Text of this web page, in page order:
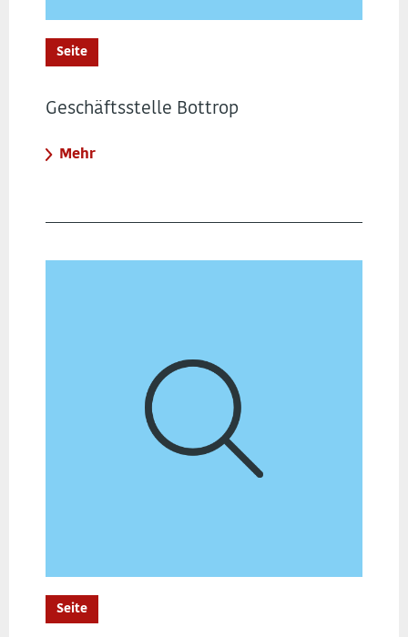
Seite
Geschäftsstelle Bottrop
Mehr
Seite